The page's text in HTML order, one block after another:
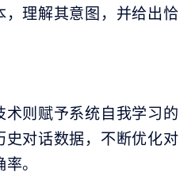
理解其意图，并给出恰
则赋予系统自我学习的
对话数据，不断优化对
。